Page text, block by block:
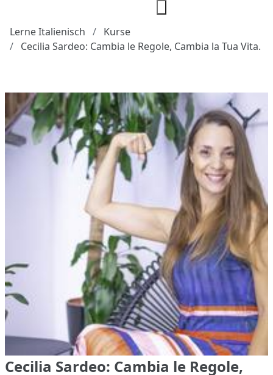
Lerne Italienisch
Kurse
Cecilia Sardeo: Cambia le Regole, Cambia la Tua Vita.
Cecilia Sardeo: Cambia le Regole,